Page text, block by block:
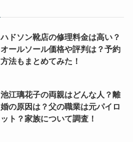
ハドソン靴店の修理料金は高い？
オールソール価格や評判は？予約
方法もまとめてみた！
池江璃花子の両親はどんな人？離
婚の原因は？父の職業は元パイロ
ット？家族について調査！